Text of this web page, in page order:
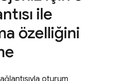
ile
özelliğini
oturum